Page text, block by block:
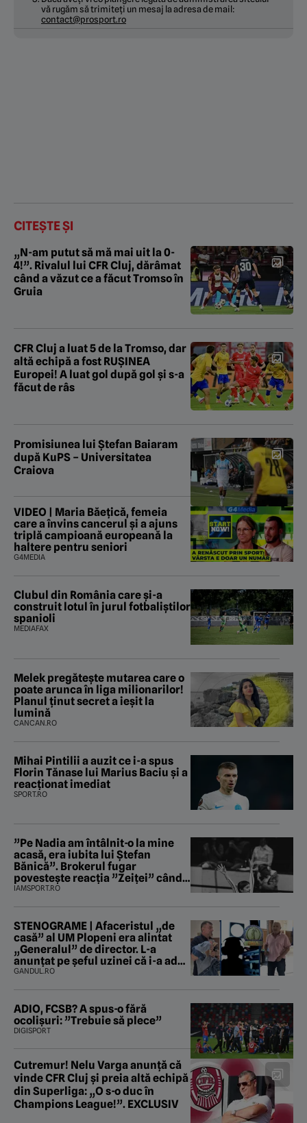
vă rugăm să trimiteți un mesaj la adresa de mail:
contact@prosport.ro
CITEȘTE ȘI
„N-am putut să mă mai uit la 0-
4!”. Rivalul lui CFR Cluj, dărâmat
când a văzut ce a făcut Tromso în
Gruia
CFR Cluj a luat 5 de la Tromso, dar
altă echipă a fost RUȘINEA
Europei! A luat gol după gol și s-a
făcut de râs
Promisiunea lui Ștefan Baiaram
după KuPS – Universitatea
Craiova
VIDEO | Maria Băețică, femeia
care a învins cancerul și a ajuns
triplă campioană europeană la
haltere pentru seniori
G4MEDIA
Clubul din România care și-a
construit lotul în jurul fotbaliștilor
spanioli
MEDIAFAX
Melek pregătește mutarea care o
poate arunca în liga milionarilor!
Planul ținut secret a ieșit la
lumină
CANCAN.RO
Mihai Pintilii a auzit ce i-a spus
Florin Tănase lui Marius Baciu și a
reacționat imediat
SPORT.RO
”Pe Nadia am întâlnit-o la mine
acasă, era iubita lui Ștefan
Bănică”. Brokerul fugar
povestește reacția ”Zeiței” când
i-a intrat în baie
IAMSPORT.RO
STENOGRAME | Afaceristul „de
casă” al UM Plopeni era alintat
„Generalul” de director. L-a
anunțat pe șeful uzinei că i-a adus
„subțireanu, așa”
GANDUL.RO
ADIO, FCSB? A spus-o fără
ocolișuri: ”Trebuie să plece”
DIGISPORT
Cutremur! Nelu Varga anunță că
vinde CFR Cluj și preia altă echipă
din Superliga: „O s-o duc în
Champions League!”. EXCLUSIV